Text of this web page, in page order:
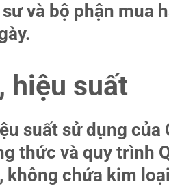
và bộ phận mua
hiệu suất
suất sử dụng của
thức và quy trình
chứa kim